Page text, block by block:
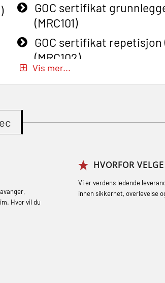
GOC sertifikat
(MRC101)
GOC sertifikat repetisjon
(MRC102)
Grunnkurs Røykdykking
Helikopterevakuering
Vis mer...
Hvor vil du
HVORFOR
Vi er verdens ledende
innen sikkerhet, overlevelse